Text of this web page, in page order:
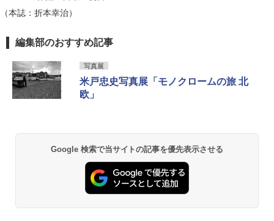
（本誌：折本幸治）
編集部のおすすめ記事
写真展
米戸忠史写真展「モノクロームの旅 北
欧」
Google 検索で当サイトの記事を優先表示させる